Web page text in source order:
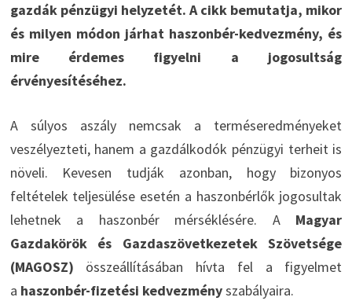
gazdák pénzügyi helyzetét. A cikk bemutatja, mikor
és milyen módon járhat haszonbér-kedvezmény, és
mire érdemes figyelni a jogosultság
érvényesítéséhez.
A súlyos aszály nemcsak a terméseredményeket
veszélyezteti, hanem a gazdálkodók pénzügyi terheit is
növeli. Kevesen tudják azonban, hogy bizonyos
feltételek teljesülése esetén a haszonbérlők jogosultak
lehetnek a haszonbér mérséklésére. A Magyar
Gazdakörök és Gazdaszövetkezetek Szövetsége
(MAGOSZ) összeállításában hívta fel a figyelmet
a haszonbér-fizetési kedvezményszabályaira.